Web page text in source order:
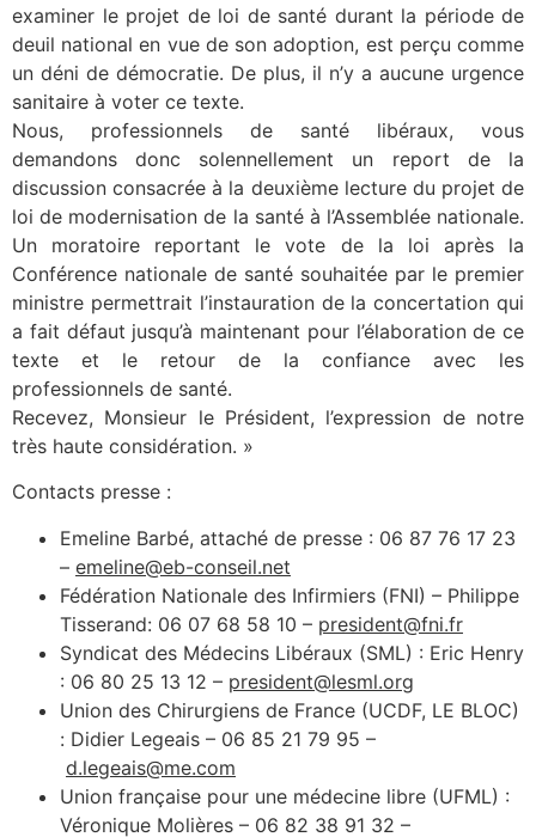
examiner le projet de loi de santé durant la période de
deuil national en vue de son adoption, est perçu comme
un déni de démocratie. De plus, il n’y a aucune urgence
sanitaire à voter ce texte.
Nous, professionnels de santé libéraux, vous
demandons donc solennellement un report de la
discussion consacrée à la deuxième lecture du projet de
loi de modernisation de la santé à l’Assemblée nationale.
Un moratoire reportant le vote de la loi après la
Conférence nationale de santé souhaitée par le premier
ministre permettrait l’instauration de la concertation qui
a fait défaut jusqu’à maintenant pour l’élaboration de ce
texte et le retour de la confiance avec les
professionnels de santé.
Recevez, Monsieur le Président, l’expression de notre
très haute considération. »
Contacts presse :
Emeline Barbé, attaché de presse : 06 87 76 17 23
– emeline@eb-conseil.net
Fédération Nationale des Infirmiers (FNI) – Philippe
Tisserand: 06 07 68 58 10 – president@fni.fr
Syndicat des Médecins Libéraux (SML) : Eric Henry
: 06 80 25 13 12 – president@lesml.org
Union des Chirurgiens de France (UCDF, LE BLOC)
: Didier Legeais – 06 85 21 79 95 –
d.legeais@me.com
Union française pour une médecine libre (UFML) :
Véronique Molières – 06 82 38 91 32 –